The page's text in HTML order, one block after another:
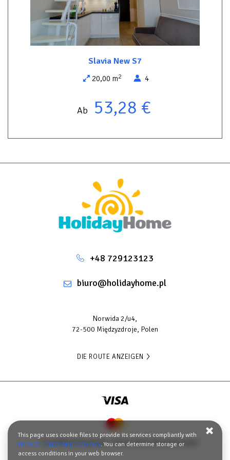
Das Apartment liegt in einem ruhigen und friedlichen Teil der
Promenade der Sterne. Nur 150 Meter trennen Sie vom
Nationalpark Wolin – ein idealer Ort für einen Spaziergang, eine
Radtour oder den Kontakt mit der Natur. Direkt gegenüber
befinden sich zwei ganzjährig geöffnete Restaurants, die
köstliche regionale und internationale Küche servieren.
Wir bieten unseren Gästen auch die Möglichkeit, gegen eine
Slavia New S7
20,00 m2 4
Ab 53,28 €
+48 729123123
biuro@holidayhome.pl
Norwida 2/u4,
72-500 Międzyzdroje, Polen
DIE ROUTE ANZEIGEN
Geschäftsbedingungen Datenschutz-Bestimmungen
This page uses cookie files to provide its services compliantly with
PRIVACY POLICY AND COOKIES. You can determine storage or
access conditions in your web browser.